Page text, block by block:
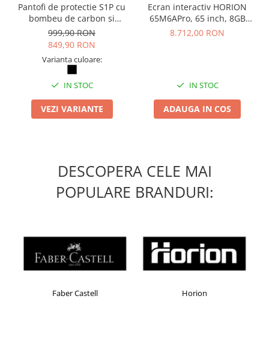
Pantofi de protectie S1P cu
bombeu de carbon si
inchidere BOAÂ® Fit
999,90 RON
849,90 RON
Varianta culoare:
IN STOC
VEZI VARIANTE
Ecran interactiv HORION
65M6APro, 65 inch, 8GB
DDR4 + 128GB Standard,
8.712,00 RON
IN STOC
ADAUGA IN COS
DESCOPERA CELE MAI
POPULARE BRANDURI:
Faber Castell Horion